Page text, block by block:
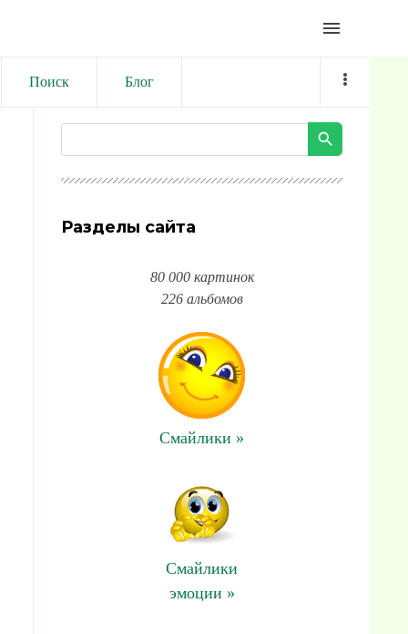
menu
Поиск Блог
Разделы сайта
80 000 картинок
226 альбомов
Смайлики »
Смайлики
эмоции »